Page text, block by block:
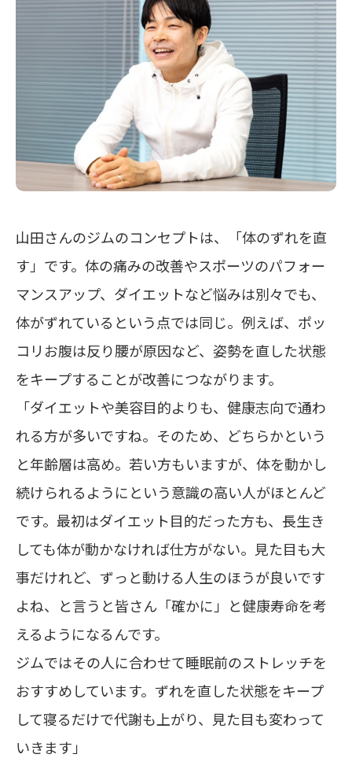
山田さんのジムのコンセプトは、「体のずれを直
す」です。体の痛みの改善やスポーツのパフォー
マンスアップ、ダイエットなど悩みは別々でも、
体がずれているという点では同じ。例えば、ポッ
コリお腹は反り腰が原因など、姿勢を直した状態
をキープすることが改善につながります。
「ダイエットや美容目的よりも、健康志向で通わ
れる方が多いですね。そのため、どちらかという
と年齢層は高め。若い方もいますが、体を動かし
続けられるようにという意識の高い人がほとんど
です。最初はダイエット目的だった方も、長生き
しても体が動かなければ仕方がない。見た目も大
事だけれど、ずっと動ける人生のほうが良いです
よね、と言うと皆さん「確かに」と健康寿命を考
えるようになるんです。
ジムではその人に合わせて睡眠前のストレッチを
おすすめしています。ずれを直した状態をキープ
して寝るだけで代謝も上がり、見た目も変わって
いきます」